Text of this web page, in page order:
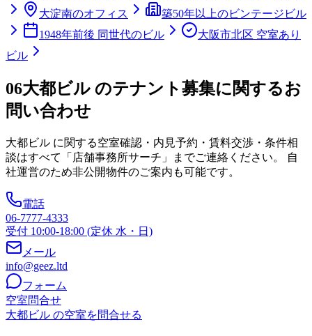
大淀南のオフィス
築50年以上のビンテージビル
1948年前後 同世代のビル
大阪市北区 空室あり
ビル
06大都ビル のテナント募集に関するお
問い合わせ
大都ビル に関する空室確認・内見予約・賃料交渉・条件相
談はすべて「店舗事務所サーチ」までご連絡ください。 自
社運営のため非公開物件のご案内も可能です。
電話
06-7777-4333
受付 10:00-18:00 (定休 水・日)
メール
info@geez.ltd
フォーム
空室問合せ
大都ビル の空室を問合せる